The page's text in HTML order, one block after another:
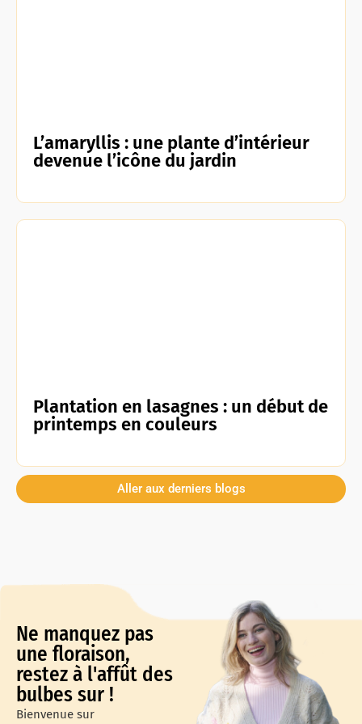
L’amaryllis : une plante d’intérieur
devenue l’icône du jardin
Plantation en lasagnes : un début de
printemps en couleurs
Aller aux derniers blogs
Ne manquez pas
une floraison,
restez à l'affût des
bulbes sur !
Bienvenue sur